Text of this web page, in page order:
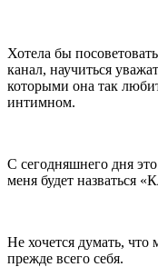
Хотела бы
канал, научиться
которыми она так
интимном.
С сегодняшнего дня
меня будет назваться
Не хочется думать, что
прежде всего себя.